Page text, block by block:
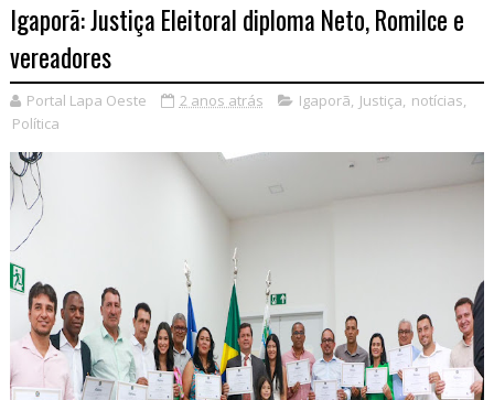
Igaporã: Justiça Eleitoral diploma Neto, Romilce e
vereadores
Portal Lapa Oeste 2 anos atrás Igaporã, Justiça, notícias,
Política